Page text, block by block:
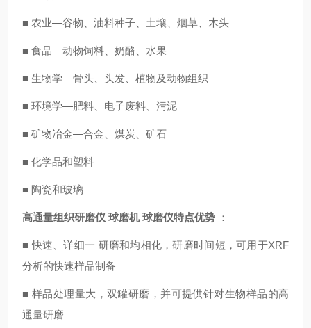
■ 农业—谷物、油料种子、土壤、烟草、木头
■ 食品—动物饲料、奶酪、水果
■ 生物学—骨头、头发、植物及动物组织
■ 环境学—肥料、电子废料、污泥
■ 矿物冶金—合金、煤炭、矿石
■ 化学品和塑料
■ 陶瓷和玻璃
高通量组织研磨仪 球磨机 球磨仪特点优势 ：
■ 快速、详细一 研磨和均相化，研磨时间短，可用于XRF
分析的快速样品制备
■ 样品处理量大，双罐研磨，并可提供针对生物样品的高
通量研磨